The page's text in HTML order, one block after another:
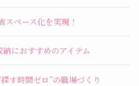
ペース化を実現！
におすすめのアイテム
す時間ゼロ”の職場づくり